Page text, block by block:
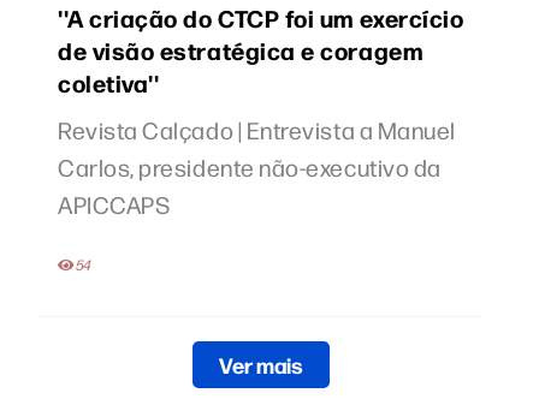
''A criação do CTCP foi um exercício
de visão estratégica e coragem
coletiva''
Revista Calçado | Entrevista a Manuel
Carlos, presidente não-executivo da
APICCAPS
54
Ver mais